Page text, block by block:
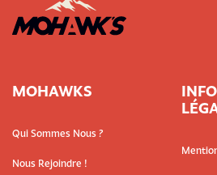
MOHAWKS
Qui Sommes Nous ?
Nous Rejoindre !